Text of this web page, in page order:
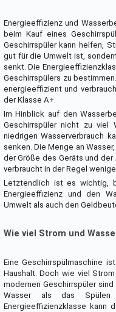
Energieeffizienz und
beim Kauf eines
Geschirrspüler kann helfen,
gut für die Umwelt ist,
senkt. Die
Geschirrspülers zu
energieeffizient und
der Klasse A+.
Im Hinblick auf den
Geschirrspüler nicht zu viel
niedrigen Wasserverbrauch
senken. Die Menge an
der Größe des Geräts und der
verbraucht in der Regel
Letztendlich ist es wichtig,
Energieeffizienz und den
Umwelt als auch den
Wie viel Strom und
Eine Geschirrspülmaschine
Haushalt. Doch wie viel
modernen Geschirrspüler
Wasser als das
Energieeffizienzklasse kann